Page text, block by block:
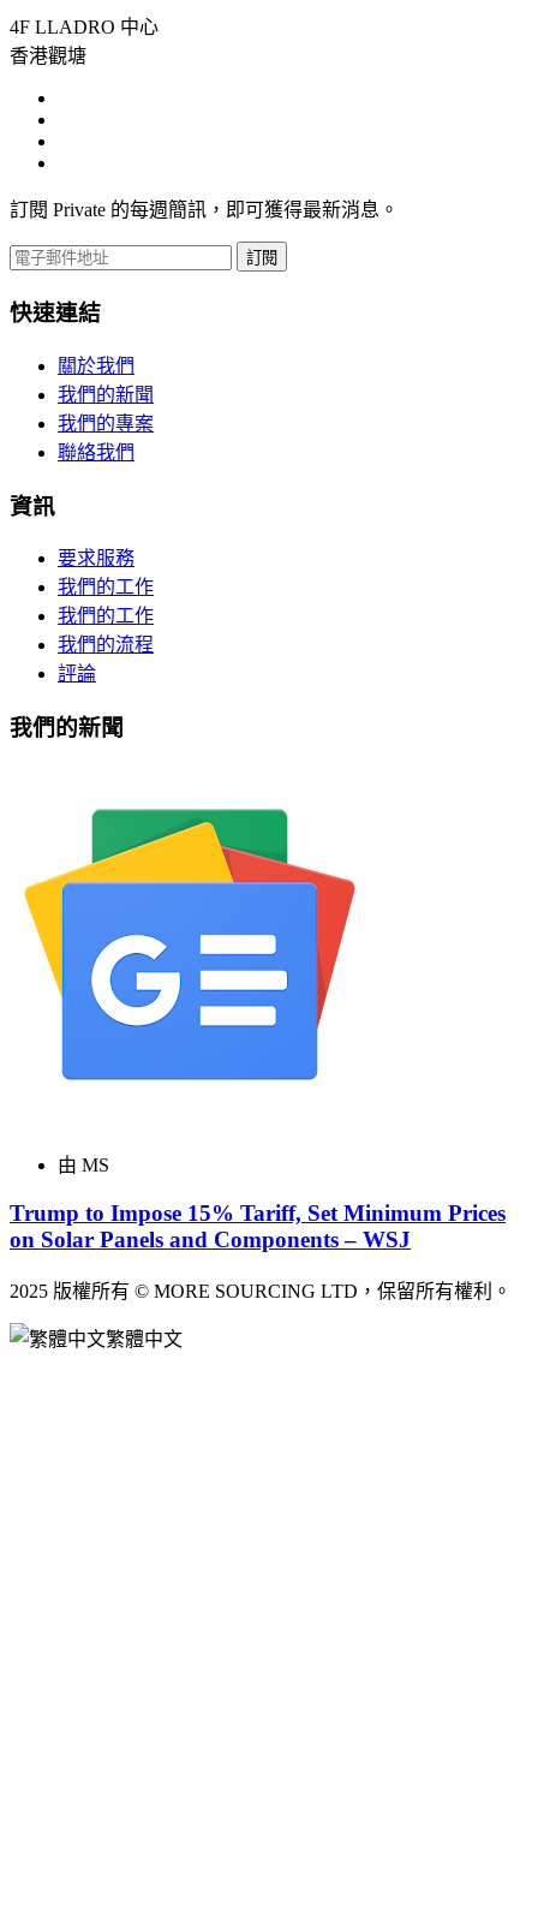
4F LLADRO 中心
香港觀塘
訂閱 Private 的每週簡訊，即可獲得最新消息。
訂閱
快速連結
關於我們
我們的新聞
我們的專案
聯絡我們
資訊
要求服務
我們的工作
我們的工作
我們的流程
評論
我們的新聞
由 MS
Trump to Impose 15% Tariff, Set Minimum Prices
on Solar Panels and Components – WSJ
2025 版權所有 © MORE SOURCING LTD，保留所有權利。
繁體中文